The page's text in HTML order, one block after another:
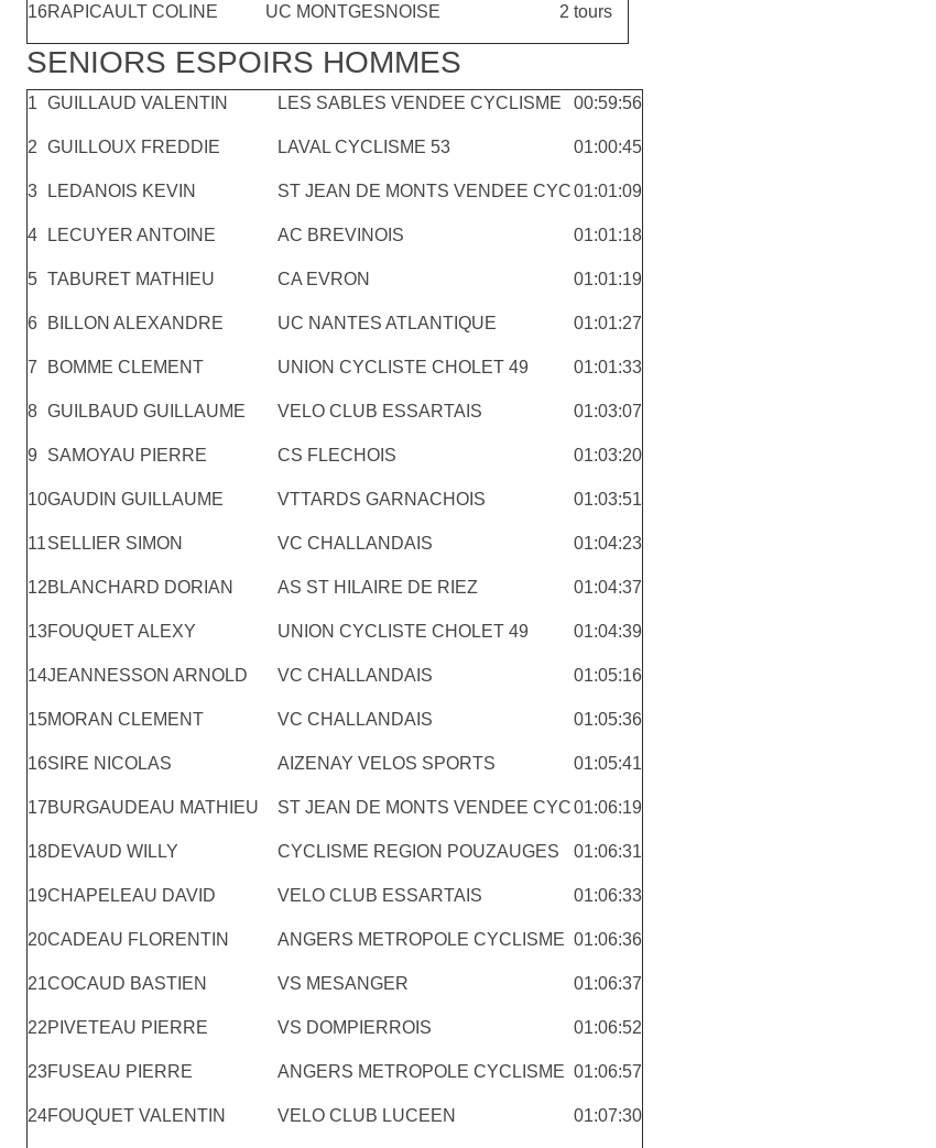
16RAPICAULT COLINE UC MONTGESNOISE 2 tours
SENIORS ESPOIRS HOMMES
1 GUILLAUD VALENTIN LES SABLES VENDEE CYCLISME 00:59:56
2 GUILLOUX FREDDIE LAVAL CYCLISME 53 01:00:45
3 LEDANOIS KEVIN ST JEAN DE MONTS VENDEE CYC01:01:09
4 LECUYER ANTOINE AC BREVINOIS 01:01:18
5 TABURET MATHIEU CA EVRON 01:01:19
6 BILLON ALEXANDRE UC NANTES ATLANTIQUE 01:01:27
7 BOMME CLEMENT UNION CYCLISTE CHOLET 49 01:01:33
8 GUILBAUD GUILLAUME VELO CLUB ESSARTAIS 01:03:07
9 SAMOYAU PIERRE CS FLECHOIS 01:03:20
10GAUDIN GUILLAUME VTTARDS GARNACHOIS 01:03:51
11SELLIER SIMON VC CHALLANDAIS 01:04:23
12BLANCHARD DORIAN AS ST HILAIRE DE RIEZ 01:04:37
13FOUQUET ALEXY UNION CYCLISTE CHOLET 49 01:04:39
14JEANNESSON ARNOLD VC CHALLANDAIS 01:05:16
15MORAN CLEMENT VC CHALLANDAIS 01:05:36
16SIRE NICOLAS AIZENAY VELOS SPORTS 01:05:41
17BURGAUDEAU MATHIEU ST JEAN DE MONTS VENDEE CYC01:06:19
18DEVAUD WILLY CYCLISME REGION POUZAUGES 01:06:31
19CHAPELEAU DAVID VELO CLUB ESSARTAIS 01:06:33
20CADEAU FLORENTIN ANGERS METROPOLE CYCLISME 01:06:36
21COCAUD BASTIEN VS MESANGER 01:06:37
22PIVETEAU PIERRE VS DOMPIERROIS 01:06:52
23FUSEAU PIERRE ANGERS METROPOLE CYCLISME 01:06:57
24FOUQUET VALENTIN VELO CLUB LUCEEN 01:07:30